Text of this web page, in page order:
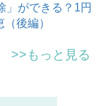
」ができる？1円
後編）
>>もっと見る